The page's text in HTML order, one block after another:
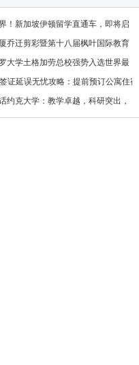
！新加坡伊顿留学直通车，即将启
乔迁剪彩暨第十八届枫叶国际教育
大学土格加劳总校强势入选世界最
证延误无忧攻略：提前预订公寓住宿
约克大学：教学卓越，科研突出，